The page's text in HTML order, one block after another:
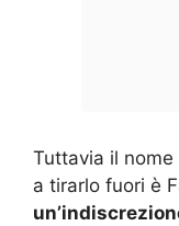
Tuttavia il
a tirarlo fuori è